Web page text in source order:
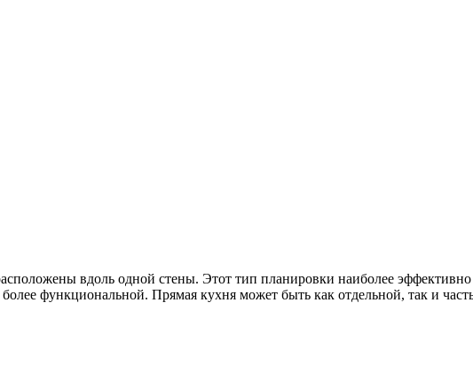
вдоль одной стены. Этот тип планировки наиболее
функциональной. Прямая кухня может быть как отдельной, так и